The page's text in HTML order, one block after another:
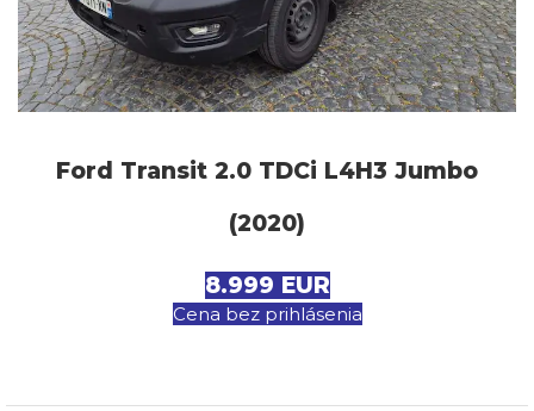
Ford Transit 2.0 TDCi L4H3 Jumbo
(2020)
8.999 EUR
Cena bez prihlásenia